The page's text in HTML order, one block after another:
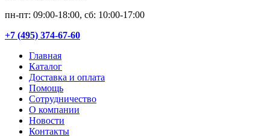
пн-пт: 09:00-18:00, сб: 10:00-17:00
+7 (495) 374-67-60
Главная
Каталог
Доставка и оплата
Помощь
Сотрудничество
О компании
Новости
Контакты